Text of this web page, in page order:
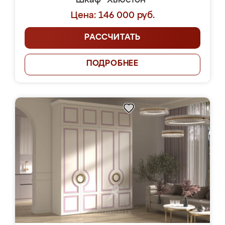
Цена: 146 000 руб.
РАССЧИТАТЬ
ПОДРОБНЕЕ